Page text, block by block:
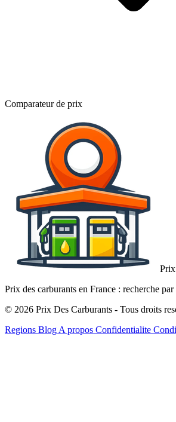
Comparateur de prix
Prix des carburants en France : recherche
© 2026 Prix Des Carburants - Tous droits
Regions Blog A propos Confidentialite